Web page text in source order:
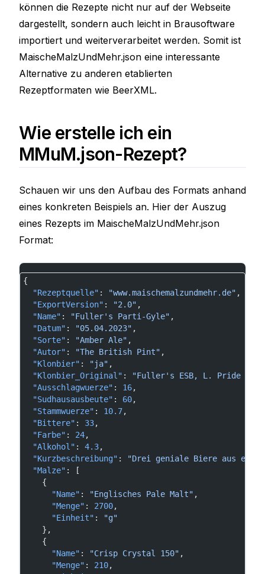
können die Rezepte nicht nur auf der Webseite
dargestellt, sondern auch leicht in Brausoftware
importiert und weiterverarbeitet werden. Somit ist
MaischeMalzUndMehr.json eine interessante
Alternative zu anderen etablierten
Rezeptformaten wie BeerXML.
Wie erstelle ich ein
MMuM.json-Rezept?
Schauen wir uns den Aufbau des Formats anhand
eines konkreten Beispiels an. Hier der Auszug
eines Rezepts im MaischeMalzUndMehr.json
Format:
{
  "Rezeptquelle"
: "www.maischemalzundmehr.de" ,
  "ExportVersion"
: "2.0" ,
  "Name"
: "Fuller's Parti-Gyle" ,
  "Datum"
: "05.04.2023" ,
  "Sorte"
: "Amber Ale" ,
  "Autor"
: "The British Pint" ,
  "Klonbier"
: "ja" ,
  "Klonbier_Original"
:
"Fuller's ESB, L. Pride und
  "Ausschlagwuerze"
: 16,
  "Sudhausausbeute"
: 60,
  "Stammwuerze"
: 10.7,
  "Bittere"
: 33,
  "Farbe"
: 24,
  "Alkohol"
: 4.3,
  "Kurzbeschreibung"
:
"Drei geniale Biere aus
  "Malze"
: [
    {
      "Name"
: "Englisches Pale Malt" ,
      "Menge"
: 2700,
      "Einheit"
:
"g"
    },
    {
      "Name"
: "Crisp Crystal 150" ,
      "Menge"
: 210,